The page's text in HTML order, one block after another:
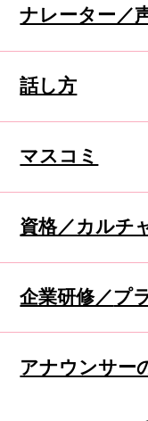
ナレーター／
話し方
マスコミ
資格／カルチ
企業研修／プ
アナウンサー